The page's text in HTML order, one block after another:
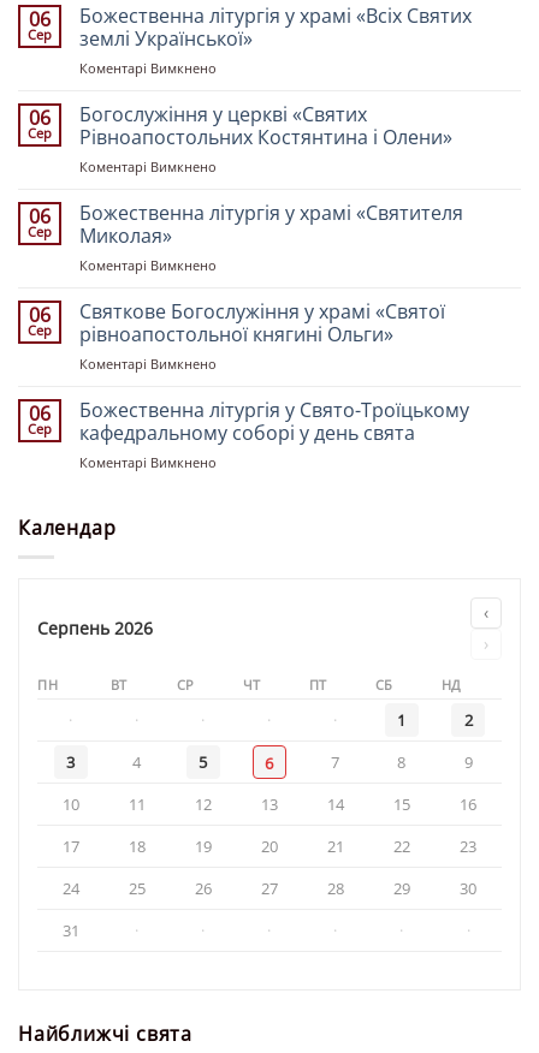
06
Сер
Божественна літургія у храмі «Всіх Святих
землі Української»
Коментарі Вимкнено
літургія
у
храмі
землі
Української»
06
Сер
Богослужіння у церкві «Святих
Рівноапостольних Костянтина і Олени»
Коментарі Вимкнено
у
церкві
і
Олени»
06
Сер
Божественна літургія у храмі «Святителя
Миколая»
Коментарі Вимкнено
літургія
храмі
06
Сер
Святкове Богослужіння у храмі «Святої
рівноапостольної княгині Ольги»
Коментарі Вимкнено
Богослужіння
храмі
06
Сер
Божественна літургія у Свято-Троїцькому
кафедральному соборі у день свята
Коментарі Вимкнено
Календар
Серпень 2026
‹
›
ПН ВТ СР ЧТ ПТ СБ НД
· · · · · 1
2
3
4 5 6 7 8
9
10
11 12 13 14 15
16
17
18 19 20 21 22
23
24
25 26 27 28 29
30
31
· · · · · ·
Найближчі свята